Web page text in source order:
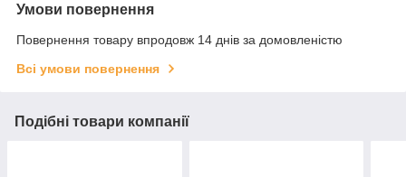
Умови повернення
Повернення товару впродовж 14 днів за домовленістю
Всі умови повернення
Подібні товари компанії